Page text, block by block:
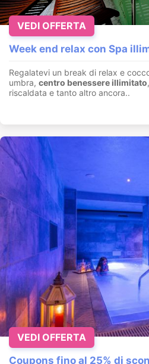
Week end relax con Spa
Regalatevi un break di relax e
umbra, centro benessere illimitato
riscaldata e tanto altro ancora..
VEDI OFFERTA
Coupons fino al 25% di
VEDI OFFERTA